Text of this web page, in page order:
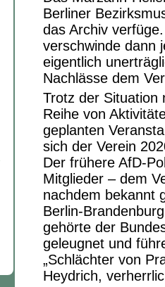
Berliner
das Archiv
verschwinde dann
eigentlich
Nachlässe dem
Trotz der Situation
Reihe von
geplanten
sich der Verein
Der frühere AfD-
Mitglieder – dem
nachdem bekannt
Berlin-
gehörte der
geleugnet und
„Schlächter von
Heydrich,